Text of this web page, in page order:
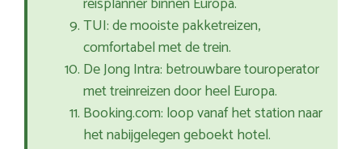
TUI: de mooiste pakketreizen,
comfortabel met de trein.
De Jong Intra: betrouwbare touroperator
met treinreizen door heel Europa.
Booking.com: loop vanaf het station naar
het nabijgelegen geboekt hotel.